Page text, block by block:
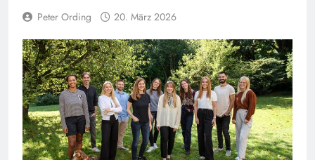
Peter Ording 20. März 2026